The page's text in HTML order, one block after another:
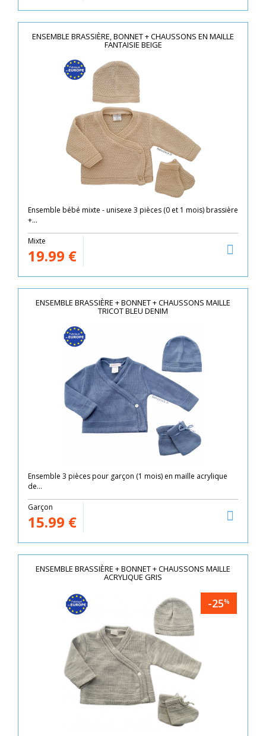
ENSEMBLE BRASSIÈRE, BONNET + CHAUSSONS EN MAILLE
FANTAISIE BEIGE
Ensemble bébé mixte - unisexe 3 pièces (0 et 1 mois) brassière
+...
Mixte
19.99 €
ENSEMBLE BRASSIÈRE + BONNET + CHAUSSONS MAILLE
TRICOT BLEU DENIM
Ensemble 3 pièces pour garçon (1 mois) en maille acrylique
de...
Garçon
15.99 €
ENSEMBLE BRASSIÈRE + BONNET + CHAUSSONS MAILLE
ACRYLIQUE GRIS
-25%